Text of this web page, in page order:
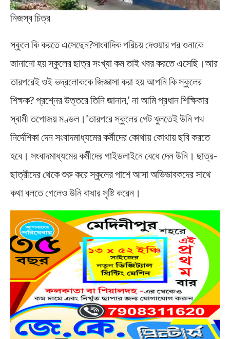
নিজস্ব চিত্র
স্কুলে কি করতে এসেছেন?সাংবাদিক পরিচয় দেওয়ার পর ওনাকে
জানানো হয় স্কুলের ছাত্র সংখ্যা কম তাই খবর করতে এসেছি।আর
তারপরেই ওই ভদ্রলোককে জিজ্ঞাসা করা হয় আপনি কি স্কুলের
শিক্ষক? প্রশ্নের উত্তরে তিনি জানান,’ না আমি প্রধান শিক্ষিকার
স্বামী তপোজয় মণ্ডল।’তারপরে স্কুলের গেট খুলতেই উনি পথ
নির্দেশিকা দেন সংবাদমাধ্যমের কর্মীদের কোথায় কোথায় ছবি করতে
হবে। সংবাদমাধ্যমের কর্মীদের গাইডলাইনে বেধে দেন উনি। ছাত্র-
ছাত্রীদের থেকে শুরু করে স্কুলের পাশে আসা অভিভাবকদের সাথে
কথা বলতে গেলেও উনি বাধার সৃষ্টি করেন।